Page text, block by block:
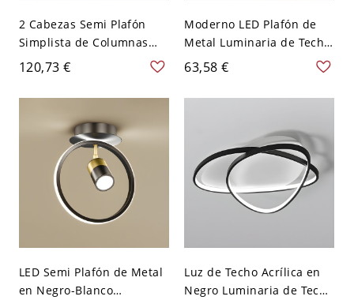
2 Cabezas Semi Plafón
Simplista de Columnas
Luz de Techo de Metal
para Salón - Negro 110 A
120 V
120,73 €
Moderno LED Plafón de
Metal Luminaria de Techo
con Foco para Dormitorio
- Negro 110 A 120 V
Blanco Redondo
63,58 €
LED Semi Plafón de Metal
en Negro-Blanco
Luz de Techo Acrílica en
Negro Luminaria de Techo